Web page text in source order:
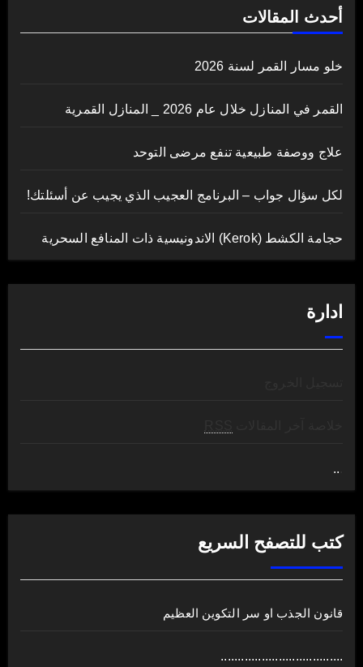
أحدث المقالات
خلو مسار القمر لسنة 2026
القمر في المنازل خلال عام 2026 _ المنازل القمرية
علاج ووصفة طبيعية تنفع مرضى التوحد
لكل سؤال جواب – البرنامج العجيب الذي يجيب عن أسئلتك!
حجامة الكشط (Kerok) الاندونيسية ذات المنافع السحرية
ادارة
..
كتب للتصفح السريع
قانون الجذب او سر التكوين العظيم
....................................